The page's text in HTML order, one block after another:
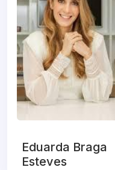
Eduarda Braga
Esteves